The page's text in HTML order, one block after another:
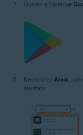
Ouvrez la boutique
Recherchez Avast, puis
résultats.